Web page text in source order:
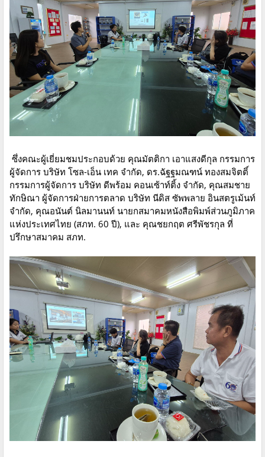
ซึ่งคณะผู้เยี่ยมชมประกอบด้วย คุณมัตติกา เอาแสงดีกุล กรรมการ
ผู้จัดการ บริษัท โซล-เอ็น เทค จำกัด, ดร.ฉัฐฐมณฑน์ ทองสมจิตติ์
กรรมการผู้จัดการ บริษัท ดีพร้อม คอนเซ้าท์ติ้ง จำกัด, คุณสมชาย
ทักษิณา ผู้จัดการฝ่ายการตลาด บริษัท นีดิส ซัพพลาย อินสตรูเม้นท์
จำกัด, คุณอนันต์ นิลมานนท์ นายกสมาคมหนังสือพิมพ์ส่วนภูมิภาค
แห่งประเทศไทย (สภท. 60 ปี), และ คุณชยกฤต ศรีพัชรกุล ที่
ปรึกษาสมาคม สภท.